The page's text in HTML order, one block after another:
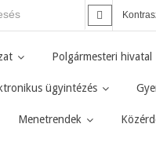
Polgármesteri hivatal
ügyintézés
Menetrendek